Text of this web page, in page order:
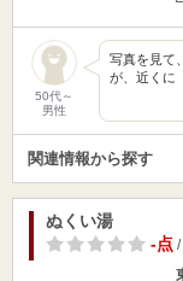
50代～
男性
写真を見て
が、近くに
関連情報から探す
ぬくい湯
-点/